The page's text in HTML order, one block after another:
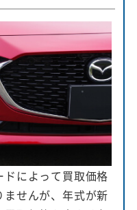
によって買取価格
せんが、年式が新